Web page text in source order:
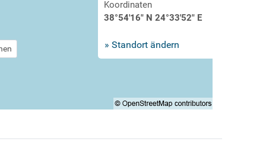
Koordinaten
38°54'16" N 24°33'52" E
» Standort ändern